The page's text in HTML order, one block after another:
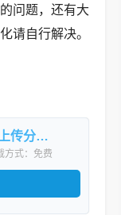
问题，还有大
请自行解决。
PlayTube仿YouTube视频上传分享程序源码
方式：免费